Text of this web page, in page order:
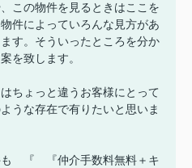
この物件を見るときはここを
件によっていろんな見方があ
す。そういったところを分か
を致します。
ちょっと違うお客様にとって
うな存在で有りたいと思いま
も 『 『仲介手数料無料＋キ